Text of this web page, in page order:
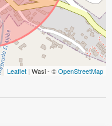
Leaflet | Wasi - ©OpenStreetMap